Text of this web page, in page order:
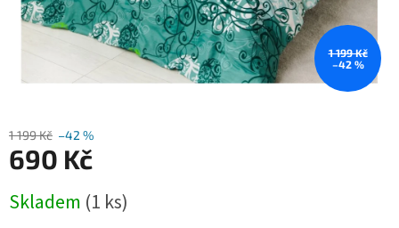
1 199 Kč
–42 %
1 199 Kč –42 %
690 Kč
cena:
Skladem (1 ks)